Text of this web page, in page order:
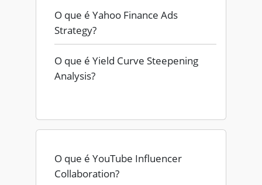
O que é Yahoo Finance Ads
Strategy?
O que é Yield Curve Steepening
Analysis?
O que é YouTube Influencer
Collaboration?